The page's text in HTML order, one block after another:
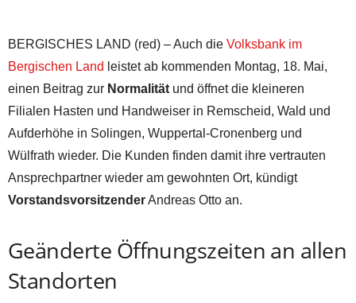
BERGISCHES LAND (red) – Auch die Volksbank im
Bergischen Land leistet ab kommenden Montag, 18. Mai,
einen Beitrag zur Normalitätund öffnet die kleineren
Filialen Hasten und Handweiser in Remscheid, Wald und
Aufderhöhe in Solingen, Wuppertal-Cronenberg und
Wülfrath wieder. Die Kunden finden damit ihre vertrauten
Ansprechpartner wieder am gewohnten Ort, kündigt
VorstandsvorsitzenderAndreas Otto an.
Geänderte Öffnungszeiten an allen
Standorten